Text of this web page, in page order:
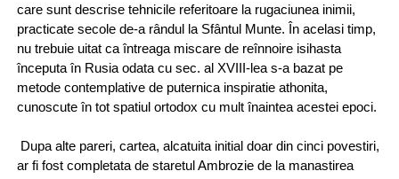
care sunt descrise tehnicile referitoare la rugaciunea inimii,
practicate secole de-a rândul la Sfântul Munte. În acelasi timp,
nu trebuie uitat ca întreaga miscare de reînnoire isihasta
începuta în Rusia odata cu sec. al XVIII-lea s-a bazat pe
metode contemplative de puternica inspiratie athonita,
cunoscute în tot spatiul ortodox cu mult înaintea acestei epoci.
Dupa alte pareri, cartea, alcatuita initial doar din cinci povestiri,
ar fi fost completata de staretul Ambrozie de la manastirea